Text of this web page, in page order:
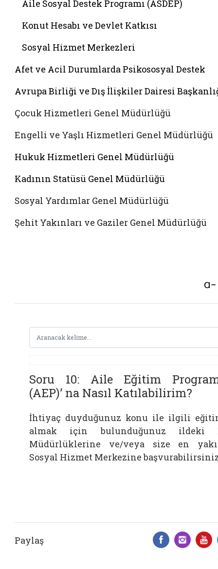
Aile Sosyal Destek Programı (ASDEP)
Konut Hesabı ve Devlet Katkısı
Sosyal Hizmet Merkezleri
Afet ve Acil Durumlarda Psikososyal Destek
Avrupa Birliği ve Dış İlişkiler Dairesi
Çocuk Hizmetleri Genel Müdürlüğü
Engelli ve Yaşlı Hizmetleri Genel Müdürlüğü
Hukuk Hizmetleri Genel Müdürlüğü
Kadının Statüsü Genel Müdürlüğü
Sosyal Yardımlar Genel Müdürlüğü
Şehit Yakınları ve Gaziler Genel Müdürlüğü
Soru 10: Aile Eğitim
(AEP)’ na Nasıl Katılabilirim?
İhtiyaç duyduğunuz konu ile ilgili
almak için bulunduğunuz ildeki
Müdürlüklerine ve/veya size en
Sosyal Hizmet Merkezine
Paylaş